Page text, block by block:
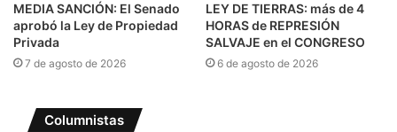
MEDIA SANCIÓN: El Senado
aprobó la Ley de Propiedad
Privada
7 de agosto de 2026
LEY DE TIERRAS: más de 4
HORAS de REPRESIÓN
SALVAJE en el CONGRESO
6 de agosto de 2026
Columnistas